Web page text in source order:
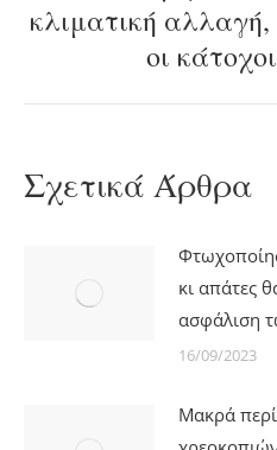
κλιματική
οι
Σχετικά Άρθρα
κι απάτες
ασφάλιση
16/09/2023
Μακρά